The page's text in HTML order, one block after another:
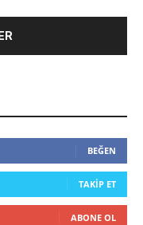
BEĞEN
TAKIP ET
ABONE OL